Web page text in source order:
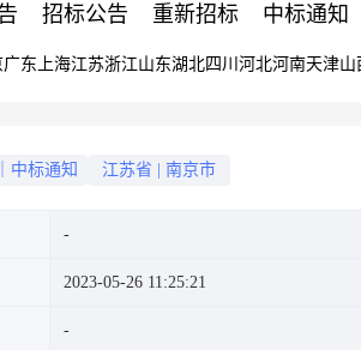
招标公告 重新招标 中标通知
广东 上海江苏浙江山东湖北四川 河北河南天津山
中标通知 江苏省 南京市
2023-05-26 11:25:21